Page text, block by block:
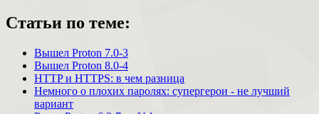
Статьи по теме:
Вышел Proton 7.0-3
Вышел Proton 8.0-4
HTTP и HTTPS: в чем разница
Немного о плохих паролях: супергерои - не лучший
вариант